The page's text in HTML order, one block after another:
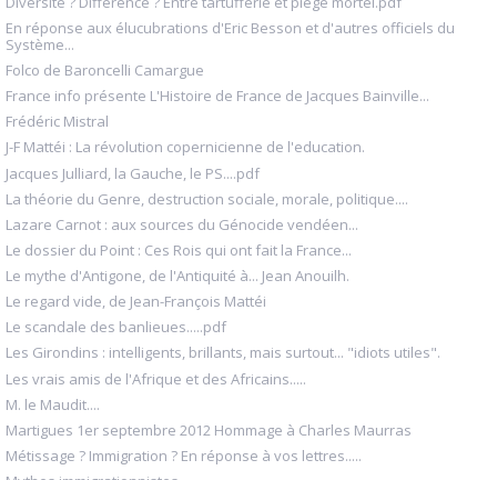
En réponse aux élucubrations d'Eric Besson et d'autres officiels du
Système...
Folco de Baroncelli Camargue
France info présente L'Histoire de France de Jacques Bainville...
Frédéric Mistral
J-F Mattéi : La révolution copernicienne de l'education.
Jacques Julliard, la Gauche, le PS....pdf
La théorie du Genre, destruction sociale, morale, politique....
Lazare Carnot : aux sources du Génocide vendéen...
Le dossier du Point : Ces Rois qui ont fait la France...
Le mythe d'Antigone, de l'Antiquité à... Jean Anouilh.
Le regard vide, de Jean-François Mattéi
Le scandale des banlieues.....pdf
Les Girondins : intelligents, brillants, mais surtout... "idiots utiles".
Les vrais amis de l'Afrique et des Africains.....
M. le Maudit....
Martigues 1er septembre 2012 Hommage à Charles Maurras
Métissage ? Immigration ? En réponse à vos lettres.....